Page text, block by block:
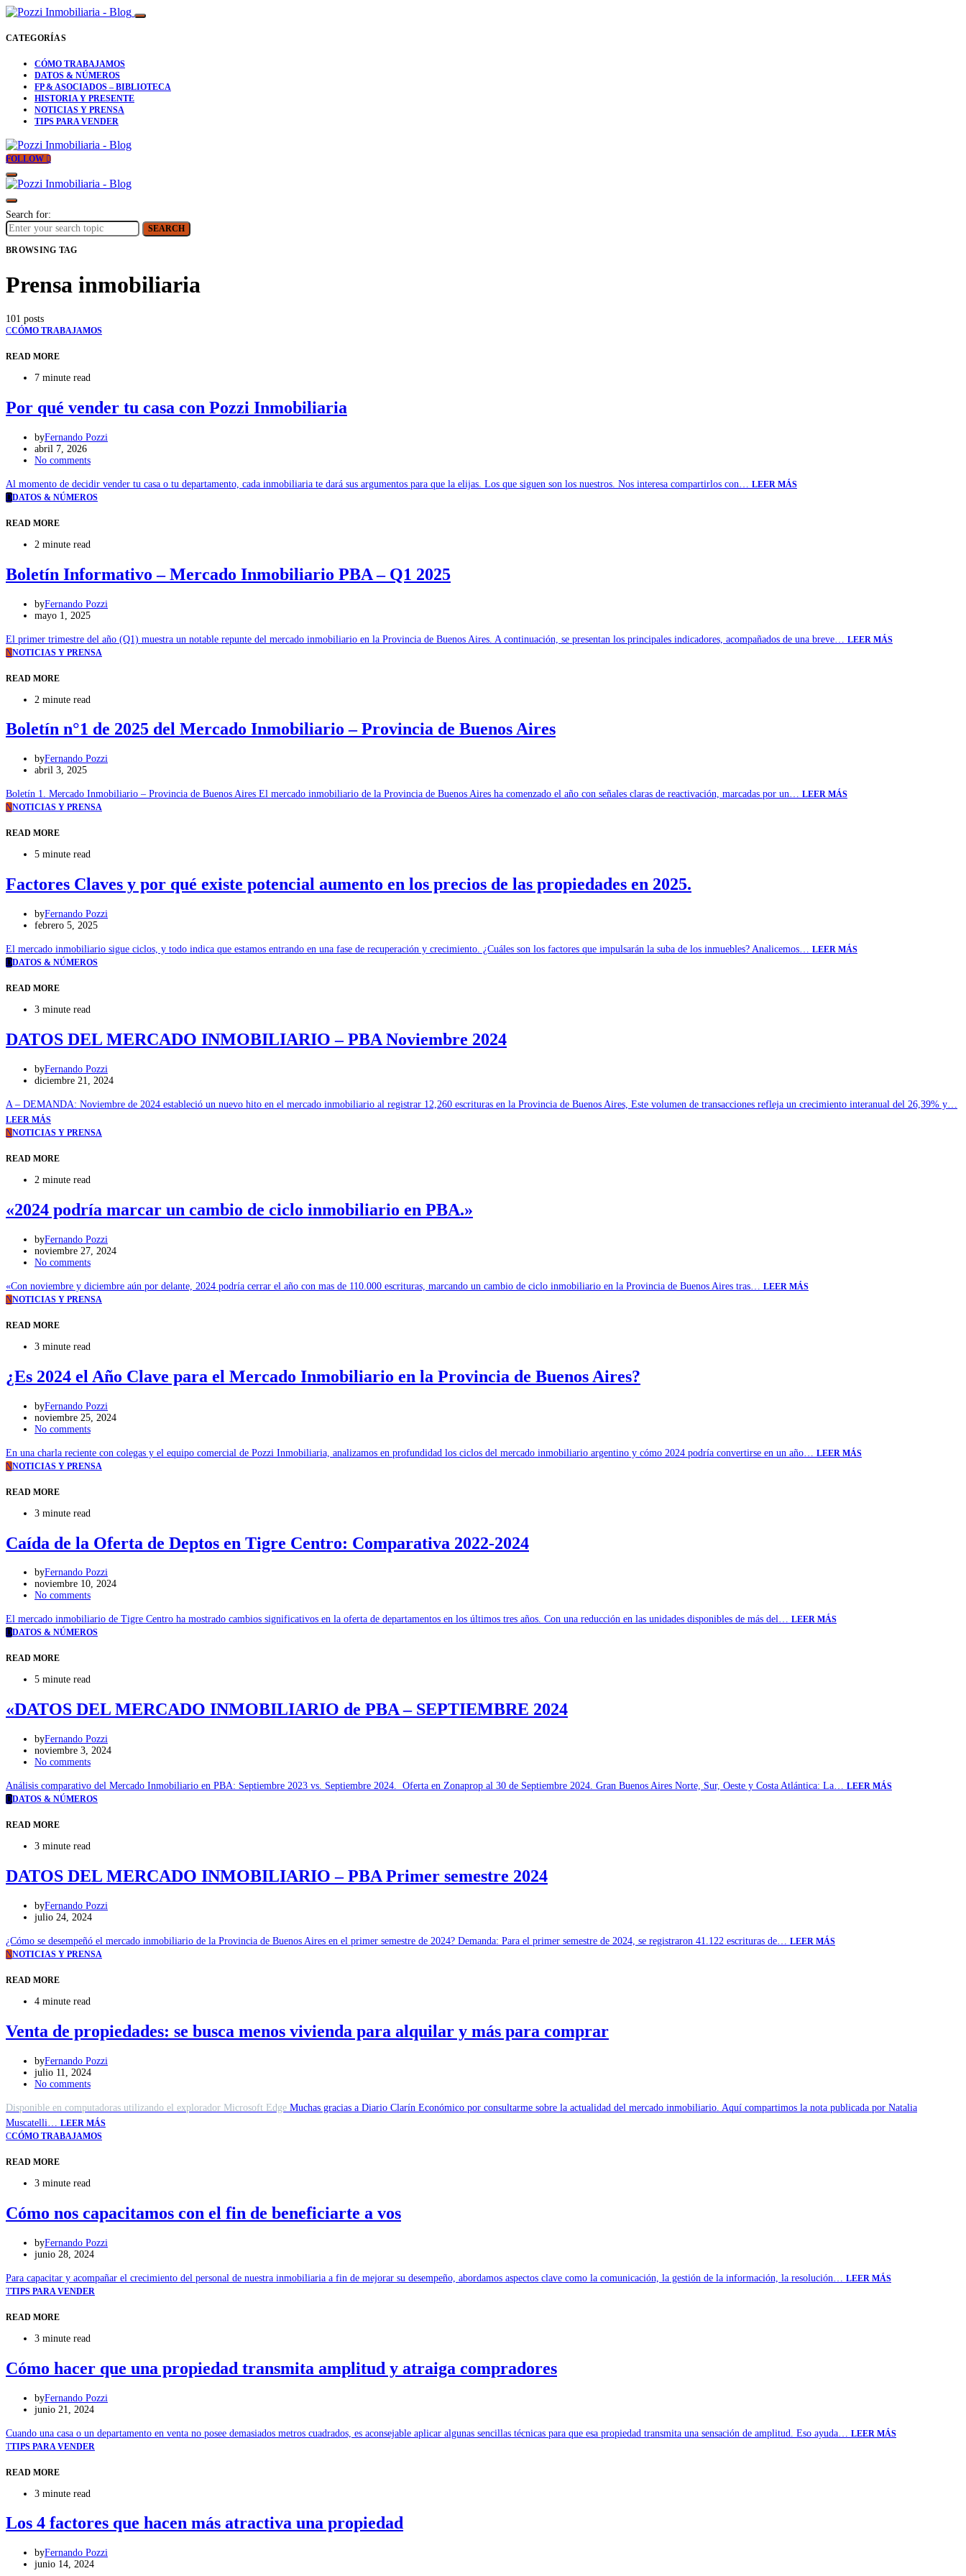
CATEGORÍAS
CÓMO TRABAJAMOS
DATOS & NÚMEROS
FP & ASOCIADOS – BIBLIOTECA
HISTORIA Y PRESENTE
NOTICIAS Y PRENSA
TIPS PARA VENDER
FOLLOW
Search for:
SEARCH
BROWSING TAG
Prensa inmobiliaria
101 posts
CCÓMO TRABAJAMOS
READ MORE
7 minute read
Por qué vender tu casa con Pozzi Inmobiliaria
byFernando Pozzi
abril 7, 2026
No comments
Al momento de decidir vender tu casa o tu departamento, cada inmobiliaria te dará sus argumentos para que la elijas. Los que siguen son los nuestros. Nos interesa compartirlos con… LEER MÁS
DDATOS & NÚMEROS
READ MORE
2 minute read
Boletín Informativo – Mercado Inmobiliario PBA – Q1 2025
byFernando Pozzi
mayo 1, 2025
El primer trimestre del año (Q1) muestra un notable repunte del mercado inmobiliario en la Provincia de Buenos Aires. A continuación, se presentan los principales indicadores, acompañados de una breve… LEER MÁS
NNOTICIAS Y PRENSA
READ MORE
2 minute read
Boletín n°1 de 2025 del Mercado Inmobiliario – Provincia de Buenos Aires
byFernando Pozzi
abril 3, 2025
Boletín 1. Mercado Inmobiliario – Provincia de Buenos Aires El mercado inmobiliario de la Provincia de Buenos Aires ha comenzado el año con señales claras de reactivación, marcadas por un… LEER MÁS
NNOTICIAS Y PRENSA
READ MORE
5 minute read
Factores Claves y por qué existe potencial aumento en los precios de las propiedades en 2025.
byFernando Pozzi
febrero 5, 2025
El mercado inmobiliario sigue ciclos, y todo indica que estamos entrando en una fase de recuperación y crecimiento. ¿Cuáles son los factores que impulsarán la suba de los inmuebles? Analicemos… LEER MÁS
DDATOS & NÚMEROS
READ MORE
3 minute read
DATOS DEL MERCADO INMOBILIARIO – PBA Noviembre 2024
byFernando Pozzi
diciembre 21, 2024
A – DEMANDA: Noviembre de 2024 estableció un nuevo hito en el mercado inmobiliario al registrar 12,260 escrituras en la Provincia de Buenos Aires, Este volumen de transacciones refleja un crecimiento interanual del 26,39% y…
LEER MÁS
NNOTICIAS Y PRENSA
READ MORE
2 minute read
«2024 podría marcar un cambio de ciclo inmobiliario en PBA.»
byFernando Pozzi
noviembre 27, 2024
No comments
«Con noviembre y diciembre aún por delante, 2024 podría cerrar el año con mas de 110.000 escrituras, marcando un cambio de ciclo inmobiliario en la Provincia de Buenos Aires tras… LEER MÁS
NNOTICIAS Y PRENSA
READ MORE
3 minute read
¿Es 2024 el Año Clave para el Mercado Inmobiliario en la Provincia de Buenos Aires?
byFernando Pozzi
noviembre 25, 2024
No comments
En una charla reciente con colegas y el equipo comercial de Pozzi Inmobiliaria, analizamos en profundidad los ciclos del mercado inmobiliario argentino y cómo 2024 podría convertirse en un año… LEER MÁS
NNOTICIAS Y PRENSA
READ MORE
3 minute read
Caída de la Oferta de Deptos en Tigre Centro: Comparativa 2022-2024
byFernando Pozzi
noviembre 10, 2024
No comments
El mercado inmobiliario de Tigre Centro ha mostrado cambios significativos en la oferta de departamentos en los últimos tres años. Con una reducción en las unidades disponibles de más del… LEER MÁS
DDATOS & NÚMEROS
READ MORE
5 minute read
«DATOS DEL MERCADO INMOBILIARIO de PBA – SEPTIEMBRE 2024
byFernando Pozzi
noviembre 3, 2024
No comments
Análisis comparativo del Mercado Inmobiliario en PBA: Septiembre 2023 vs. Septiembre 2024. Oferta en Zonaprop al 30 de Septiembre 2024. Gran Buenos Aires Norte, Sur, Oeste y Costa Atlántica: La… LEER MÁS
DDATOS & NÚMEROS
READ MORE
3 minute read
DATOS DEL MERCADO INMOBILIARIO – PBA Primer semestre 2024
byFernando Pozzi
julio 24, 2024
¿Cómo se desempeñó el mercado inmobiliario de la Provincia de Buenos Aires en el primer semestre de 2024? Demanda: Para el primer semestre de 2024, se registraron 41.122 escrituras de… LEER MÁS
NNOTICIAS Y PRENSA
READ MORE
4 minute read
Venta de propiedades: se busca menos vivienda para alquilar y más para comprar
byFernando Pozzi
julio 11, 2024
No comments
Disponible en computadoras utilizando el explorador Microsoft Edge Muchas gracias a Diario Clarín Económico por consultarme sobre la actualidad del mercado inmobiliario. Aquí compartimos la nota publicada por Natalia
Muscatelli… LEER MÁS
CCÓMO TRABAJAMOS
READ MORE
3 minute read
Cómo nos capacitamos con el fin de beneficiarte a vos
byFernando Pozzi
junio 28, 2024
Para capacitar y acompañar el crecimiento del personal de nuestra inmobiliaria a fin de mejorar su desempeño, abordamos aspectos clave como la comunicación, la gestión de la información, la resolución… LEER MÁS
TTIPS PARA VENDER
READ MORE
3 minute read
Cómo hacer que una propiedad transmita amplitud y atraiga compradores
byFernando Pozzi
junio 21, 2024
Cuando una casa o un departamento en venta no posee demasiados metros cuadrados, es aconsejable aplicar algunas sencillas técnicas para que esa propiedad transmita una sensación de amplitud. Eso ayuda… LEER MÁS
TTIPS PARA VENDER
READ MORE
3 minute read
Los 4 factores que hacen más atractiva una propiedad
byFernando Pozzi
junio 14, 2024